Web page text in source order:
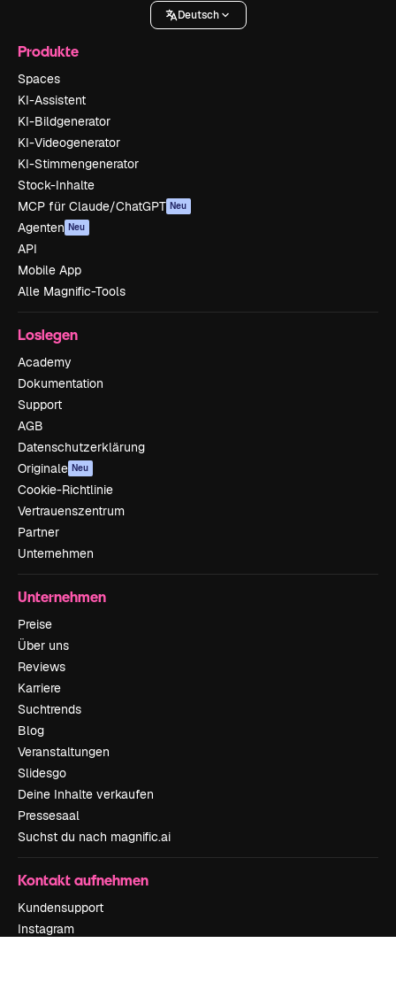
Deutsch
Produkte
Spaces
KI-Assistent
KI-Bildgenerator
KI-Videogenerator
KI-Stimmengenerator
Stock-Inhalte
MCP für Claude/ChatGPT Neu
Agenten Neu
API
Mobile App
Alle Magnific-Tools
Loslegen
Academy
Dokumentation
Support
AGB
Datenschutzerklärung
Originale Neu
Cookie-Richtlinie
Vertrauenszentrum
Partner
Unternehmen
Unternehmen
Preise
Über uns
Reviews
Karriere
Suchtrends
Blog
Veranstaltungen
Slidesgo
Deine Inhalte verkaufen
Pressesaal
Suchst du nach magnific.ai
Kontakt aufnehmen
Kundensupport
Instagram